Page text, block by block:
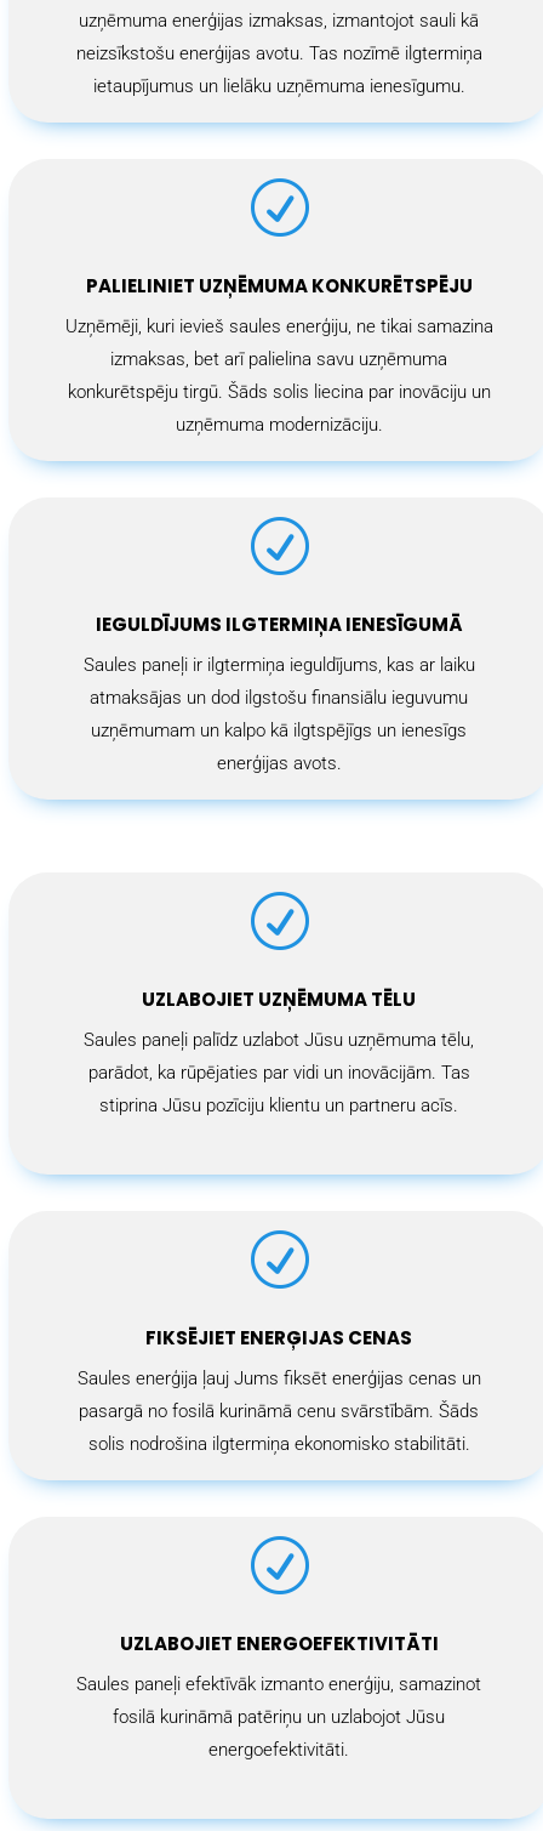
uzņēmuma enerģijas izmaksas, izmantojot sauli kā
neizsīkstošu enerģijas avotu. Tas nozīmē ilgtermiņa
ietaupījumus un lielāku uzņēmuma ienesīgumu.
R
PALIELINIET UZŅĒMUMA KONKURĒTSPĒJU
Uzņēmēji, kuri ievieš saules enerģiju, ne tikai samazina
izmaksas, bet arī palielina savu uzņēmuma
konkurētspēju tirgū. Šāds solis liecina par inovāciju un
uzņēmuma modernizāciju.
R
IEGULDĪJUMS ILGTERMIŅA IENESĪGUMĀ
Saules paneļi ir ilgtermiņa ieguldījums, kas ar laiku
atmaksājas un dod ilgstošu finansiālu ieguvumu
uzņēmumam un kalpo kā ilgtspējīgs un ienesīgs
enerģijas avots.
R
UZLABOJIET UZŅĒMUMA TĒLU
Saules paneļi palīdz uzlabot Jūsu uzņēmuma tēlu,
parādot, ka rūpējaties par vidi un inovācijām. Tas
stiprina Jūsu pozīciju klientu un partneru acīs.
R
FIKSĒJIET ENERĢIJAS CENAS
Saules enerģija ļauj Jums fiksēt enerģijas cenas un
pasargā no fosilā kurināmā cenu svārstībām. Šāds
solis nodrošina ilgtermiņa ekonomisko stabilitāti.
R
UZLABOJIET ENERGOEFEKTIVITĀTI
Saules paneļi efektīvāk izmanto enerģiju, samazinot
fosilā kurināmā patēriņu un uzlabojot Jūsu
energoefektivitāti.